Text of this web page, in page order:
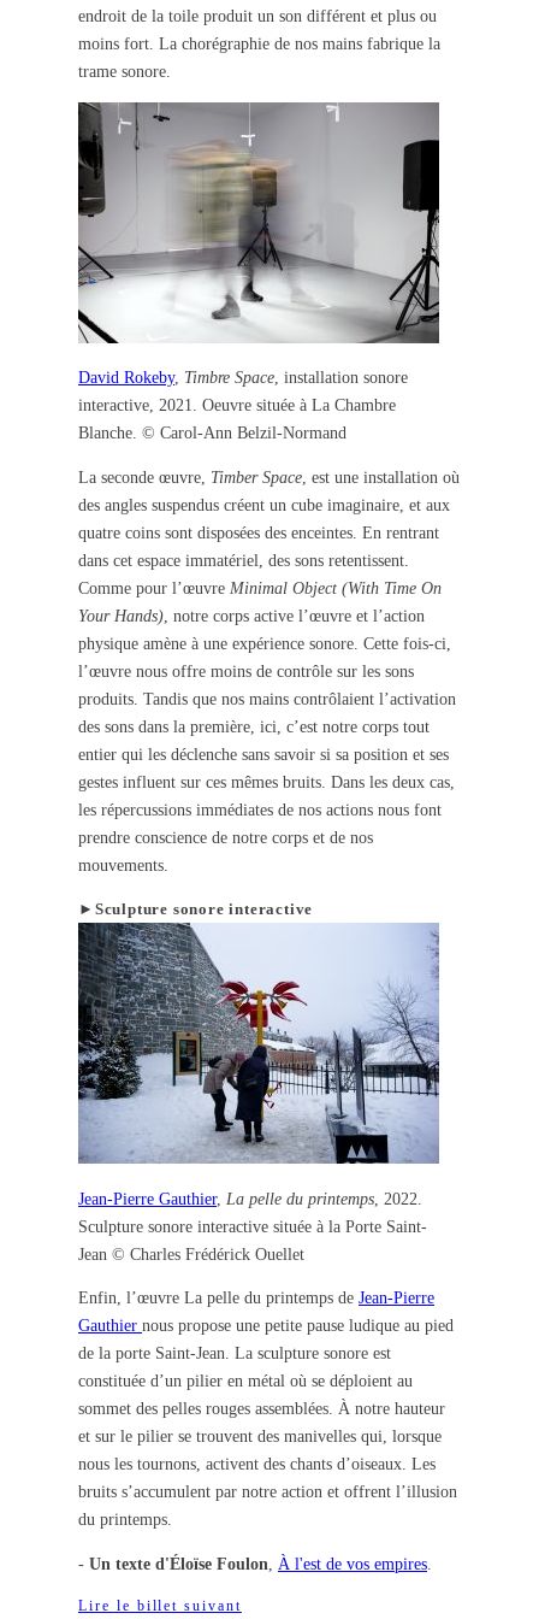
endroit de la toile produit un son différent et plus ou
moins fort. La chorégraphie de nos mains fabrique la
trame sonore.
David Rokeby, Timbre Space, installation sonore
interactive, 2021. Oeuvre située à La Chambre
Blanche. © Carol-Ann Belzil-Normand
La seconde œuvre, Timber Space , est une installation où
des angles suspendus créent un cube imaginaire, et aux
quatre coins sont disposées des enceintes. En rentrant
dans cet espace immatériel, des sons retentissent.
Comme pour l’œuvre Minimal Object (With Time On
Your Hands) , notre corps active l’œuvre et l’action
physique amène à une expérience sonore. Cette fois-ci,
l’œuvre nous offre moins de contrôle sur les sons
produits. Tandis que nos mains contrôlaient l’activation
des sons dans la première, ici, c’est notre corps tout
entier qui les déclenche sans savoir si sa position et ses
gestes influent sur ces mêmes bruits. Dans les deux cas,
les répercussions immédiates de nos actions nous font
prendre conscience de notre corps et de nos
mouvements.
►Sculpture sonore interactive
Jean-Pierre Gauthier, La pelle du printemps , 2022.
Sculpture sonore interactive située à la Porte Saint-
Jean © Charles Frédérick Ouellet
Enfin, l’œuvre La pelle du printemps de Jean-Pierre
Gauthier nous propose une petite pause ludique au pied
de la porte Saint-Jean. La sculpture sonore est
constituée d’un pilier en métal où se déploient au
sommet des pelles rouges assemblées. À notre hauteur
et sur le pilier se trouvent des manivelles qui, lorsque
nous les tournons, activent des chants d’oiseaux. Les
bruits s’accumulent par notre action et offrent l’illusion
du printemps.
- Un texte d'Éloïse Foulon À l'est de vos empires
Lire le billet suivant